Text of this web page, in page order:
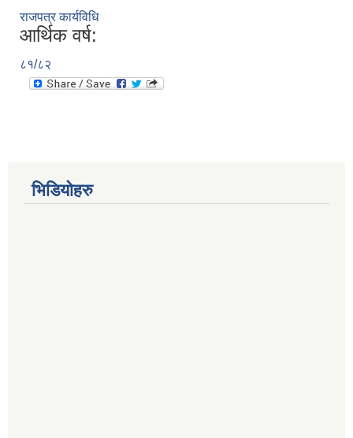
राजपत्र कार्यविधि
आर्थिक वर्ष:
८१/८२
भिडियोहरु